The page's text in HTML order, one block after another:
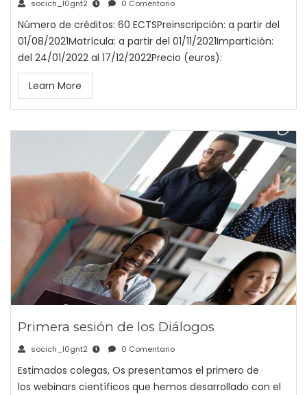
socich_l0gnt2 0 Comentario
Número de créditos: 60 ECTSPreinscripción: a partir del
01/08/2021Matrícula: a partir del 01/11/2021Impartición:
del 24/01/2022 al 17/12/2022Precio (euros):
Learn More
Primera sesión de los Diálogos
socich_l0gnt2 0 Comentario
Estimados colegas, Os presentamos el primero de
los webinars científicos que hemos desarrollado con el